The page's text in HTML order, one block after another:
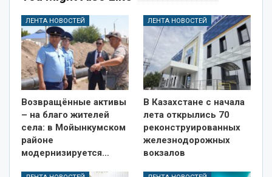
ЛЕНТА НОВОСТЕЙ
Возвращённые активы
– на благо жителей
села: в Мойынкумском
районе
модернизируется…
ЛЕНТА НОВОСТЕЙ
В Казахстане с начала
лета открылись 70
реконструированных
железнодорожных
вокзалов